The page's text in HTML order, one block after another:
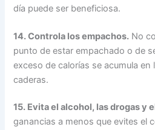
día puede ser beneficiosa.
14. Controla los empachos. No
punto de estar empachado o de
exceso de calorías se acumula en
caderas.
15. Evita el alcohol, las drogas y
ganancias a menos que evites el